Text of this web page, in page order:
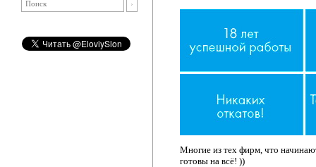
Многие из тех фирм, что
готовы на всё! ))